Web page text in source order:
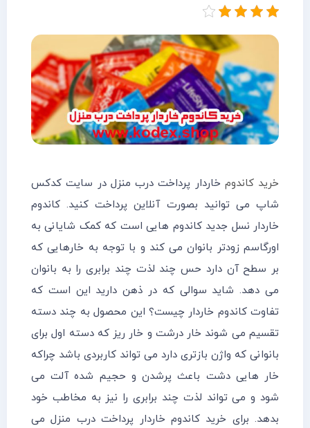
خرید کاندوم خاردار پرداخت درب منزل در سایت کدکس
شاپ می توانید بصورت آنلاین پرداخت کنید. کاندوم
خاردار نسل جدید کاندوم هایی است که کمک شایانی به
اورگاسم زودتر بانوان می کند و با توجه به خارهایی که
بر سطح آن دارد حس چند لذت چند برابری را به بانوان
می دهد. شاید سوالی که در ذهن دارید این است که
تفاوت کاندوم خاردار چیست؟ این محصول به چند دسته
تقسیم می شوند خار درشت و خار ریز که دسته اول برای
بانوانی که واژن بازتری دارد می تواند کاربردی باشد چراکه
خار هایی دشت باعث پرشدن و حجیم شده آلت می
شود و می تواند لذت چند برابری را نیز به مخاطب خود
بدهد. برای خرید کاندوم خاردار پرداخت درب منزل می